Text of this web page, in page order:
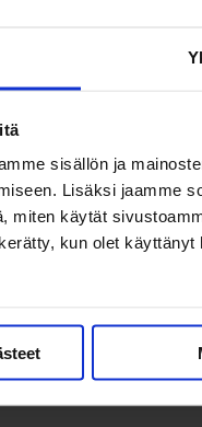
sisällön ja
Lisäksi jaamme
miten käytät
kun olet
viranomaisvalvonnassa.
jotta ei käy
terveydenhuollon
säädettävää
mahdolliset
sekä Lääkealan